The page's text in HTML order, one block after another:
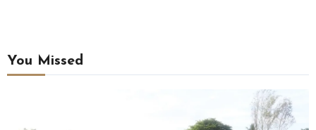
You Missed